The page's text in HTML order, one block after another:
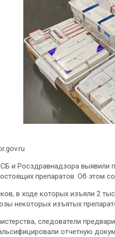
и Росздравнадзора выявили
препаратов. Об этом
в ходе которых изъяли 2
некоторых изъятых
следователи
отчетную